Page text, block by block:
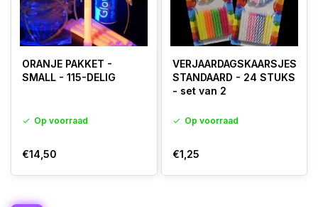
ORANJE PAKKET -
SMALL - 115-DELIG
Op voorraad
€14,50
VERJAARDAGSKAARSJES
STANDAARD - 24 STUKS
- set van 2
Op voorraad
€1,25